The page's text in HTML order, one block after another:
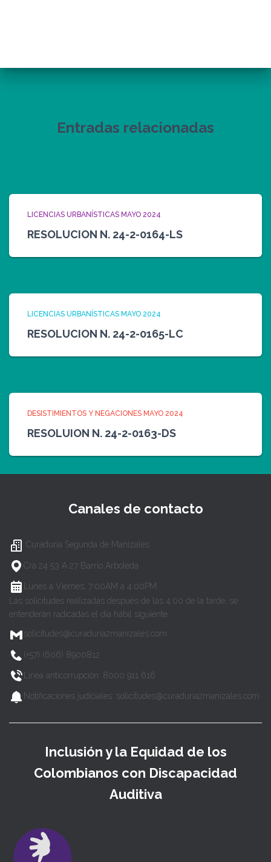
Entradas relacionadas
LICENCIAS URBANÍSTICAS MAYO 2024
RESOLUCION N. 24-2-0164-LS
LICENCIAS URBANÍSTICAS MAYO 2024
RESOLUCION N. 24-2-0165-LC
DESISTIMIENTOS Y NEGACIONES MAYO 2024
RESOLUION N. 24-2-0163-DS
Canales de contacto
Curaduría Segunda de Manizales
Cra 24 53 A 27 Barrio Arboleda
Lunes a Viernes, 7:00AM a 4:00PM
Las solicitudes realizadas después de las 4:00 de la tarde, se
entenderán radicadas el día hábil siguiente.
solicitudes@curaduria2manizales.com
(+57) (606) 8900812
Línea anticorrupción: 8000 911 616
Notificaciones judiciales: solicitudes@curaduria2manizales.com
Inclusión y la Equidad de los
Colombianos con Discapacidad
Auditiva